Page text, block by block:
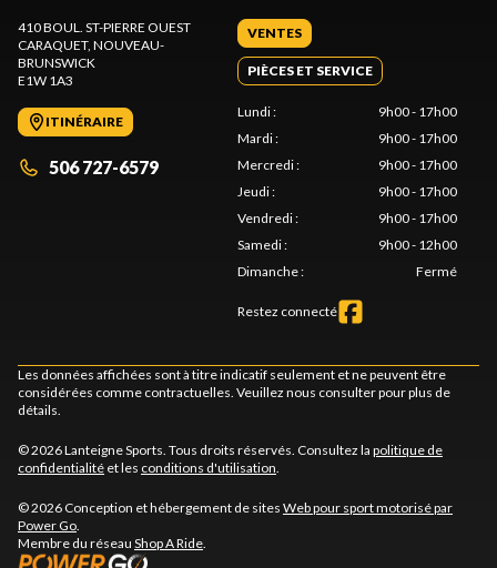
410 BOUL. ST-PIERRE OUEST
CARAQUET, NOUVEAU-
BRUNSWICK
E1W 1A3
ITINÉRAIRE
506 727-6579
VENTES
PIÈCES ET SERVICE
Lundi:
9h00 - 17h00
Mardi:
9h00 - 17h00
Mercredi:
9h00 - 17h00
Jeudi:
9h00 - 17h00
Vendredi:
9h00 - 17h00
Samedi:
9h00 - 12h00
Dimanche: Fermé
Restez connecté
Les données affichées sont à titre indicatif seulement et ne peuvent être
considérées comme contractuelles. Veuillez nous consulter pour plus de
détails.
© 2026 Lanteigne Sports. Tous droits réservés. Consultez la politique de
confidentialité et les conditions d'utilisation.
© 2026 Conception et hébergement de sites Web pour sport motorisé par
Power Go.
Membre du réseau Shop A Ride.